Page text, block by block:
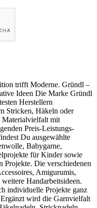
trifft Moderne. Gründl –
Ideen Die Marke Gründl
Herstellern
Stricken, Häkeln oder
Materialvielfalt mit
Preis-Leistungs-
Du ausgewählte
Babygarne,
für Kinder sowie
Projekte. Die verschiedenen
Amigurumis,
Handarbeitsideen.
individuelle Projekte ganz
wird die Garnvielfalt